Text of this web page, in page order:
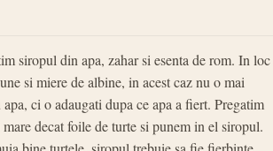
siropul din apa, zahar si esenta de rom. In loc
si miere de albine, in acest caz nu o mai
ci o adaugati dupa ce apa a fiert. Pregatim
decat foile de turte si punem in el siropul.